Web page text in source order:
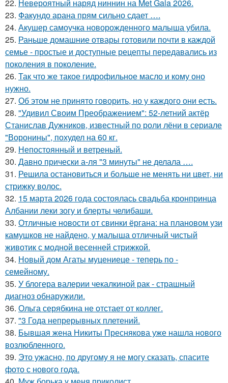
22. Невероятный наряд ниннин на Met Gala 2026.
23. Факундо арана прям сильно сдает ….
24. Акушер самоучка новорожденного малыша убила.
25. Раньше домашние отвары готовили почти в каждой
семье - простые и доступные рецепты передавались из
поколения в поколение.
26. Так что же такое гидрофильное масло и кому оно
нужно.
27. Об этом не принято говорить, но у каждого они есть.
28. "Удивил Своим Преображением": 52-летний актёр
Станислав Дужников, известный по роли лёни в сериале
"Воронины", похудел на 60 кг.
29. Непостоянный и ветреный.
30. Давно прически а-ля "3 минуты" не делала ….
31. Решила остановиться и больше не менять ни цвет, ни
стрижку волос.
32. 15 марта 2026 года состоялась свадьба кронпринца
Албании леки зогу и блерты челибаши.
33. Отличные новости от свинки ёргана: на плановом узи
камушков не найдено, у малыша отличный чистый
животик с модной весенней стрижкой.
34. Новый дом Агаты муцениеце - теперь по -
семейному.
35. У блогера валерии чекалкиной рак - страшный
диагноз обнаружили.
36. Ольга серябкина не отстает от коллег.
37. "3 Года непрерывных плетений.
38. Бывшая жена Никиты Преснякова уже нашла нового
возлюбленного.
39. Это ужасно, по другому я не могу сказать, спасите
фото с нового года.